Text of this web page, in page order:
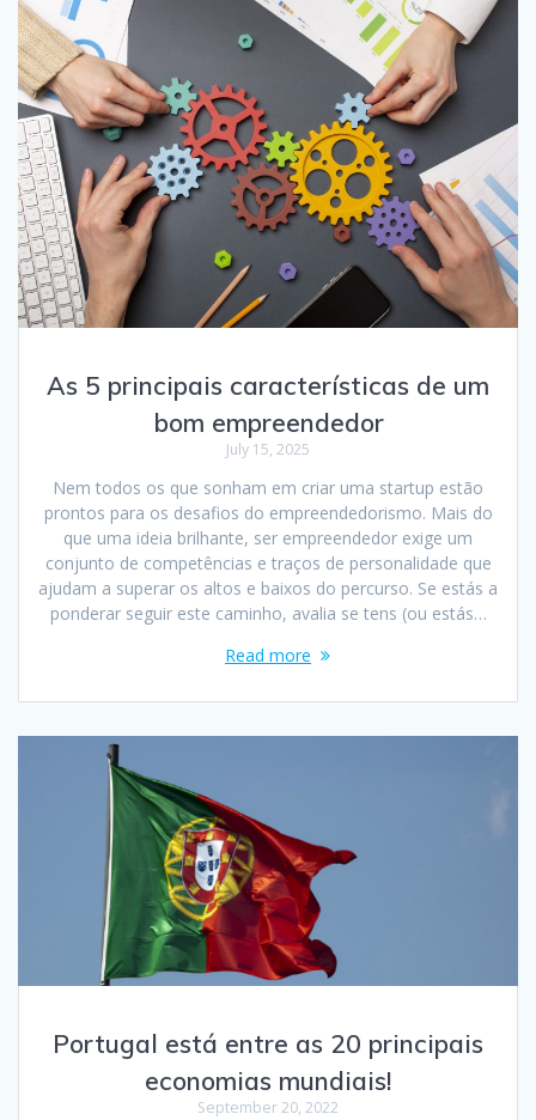
As 5 principais características de um
bom empreendedor
July 15, 2025
Nem todos os que sonham em criar uma startup estão
prontos para os desafios do empreendedorismo. Mais do
que uma ideia brilhante, ser empreendedor exige um
conjunto de competências e traços de personalidade que
ajudam a superar os altos e baixos do percurso. Se estás a
ponderar seguir este caminho, avalia se tens (ou estás…
Read more
Portugal está entre as 20 principais
economias mundiais!
September 20, 2022